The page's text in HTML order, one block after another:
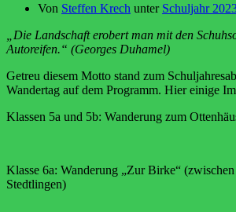
Von Steffen Krech unter Schuljahr
„Die Landschaft erobert man mit den
Autoreifen.“ (Georges Duhamel)
Getreu diesem Motto stand zum
Wandertag auf dem Programm. Hier einige
Klassen 5a und 5b: Wanderung zum
Klasse 6a: Wanderung „Zur Birke“
Stedtlingen)